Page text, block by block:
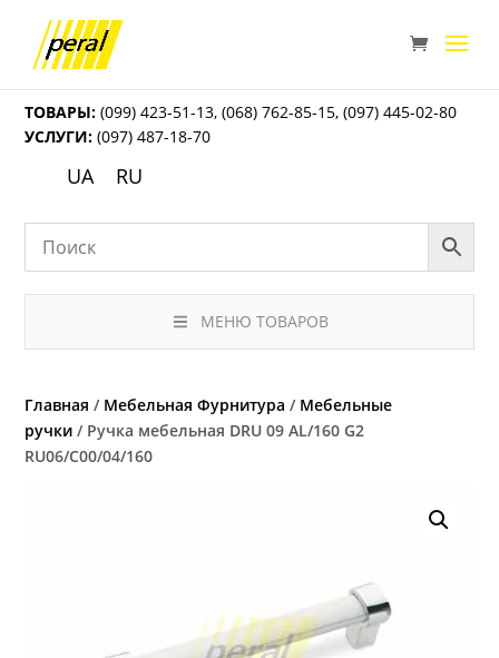
ТОВАРЫ: (099) 423-51-13,(068) 762-85-15,(097) 445-02-80
УСЛУГИ: (097) 487-18-70
UA RU
МЕНЮ ТОВАРОВ
Главная / Мебельная Фурнитура / Мебельные
ручки / Ручка мебельная DRU 09 AL/160 G2
RU06/C00/04/160